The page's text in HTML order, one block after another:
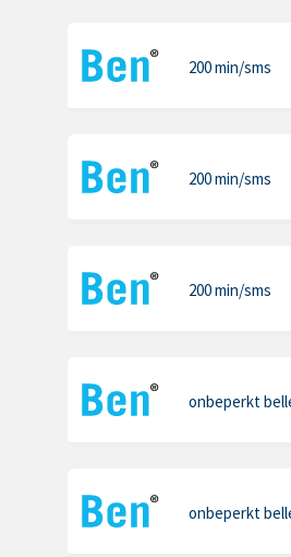
200 min/sms
200 min/sms
200 min/sms
onbeperkt
onbeperkt